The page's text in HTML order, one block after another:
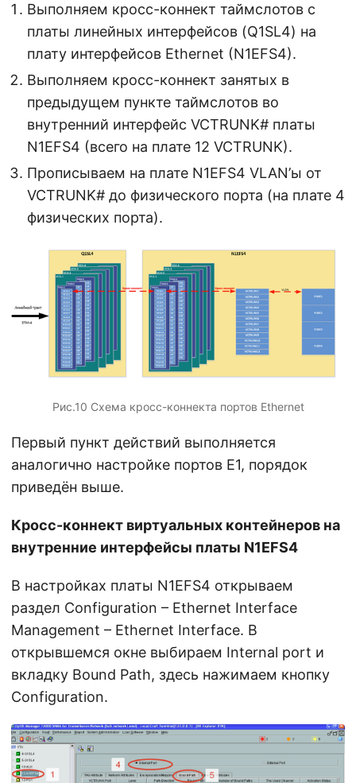
Выполняем кросс-коннект таймслотов с
платы линейных интерфейсов (Q1SL4) на
плату интерфейсов Ethernet (N1EFS4).
Выполняем кросс-коннект занятых в
предыдущем пункте таймслотов во
внутренний интерфейс VCTRUNK# платы
N1EFS4 (всего на плате 12 VCTRUNK).
Прописываем на плате N1EFS4 VLAN’ы от
VCTRUNK# до физического порта (на плате 4
физических порта).
Рис.10 Схема кросс-коннекта портов Ethernet
Первый пункт действий выполняется
аналогично настройке портов E1, порядок
приведён выше.
Кросс-коннект виртуальных контейнеров на
внутренние интерфейсы платы N1EFS4
В настройках платы N1EFS4 открываем
раздел Configuration – Ethernet Interface
Management – Ethernet Interface. В
открывшемся окне выбираем Internal port и
вкладку Bound Path, здесь нажимаем кнопку
Configuration.